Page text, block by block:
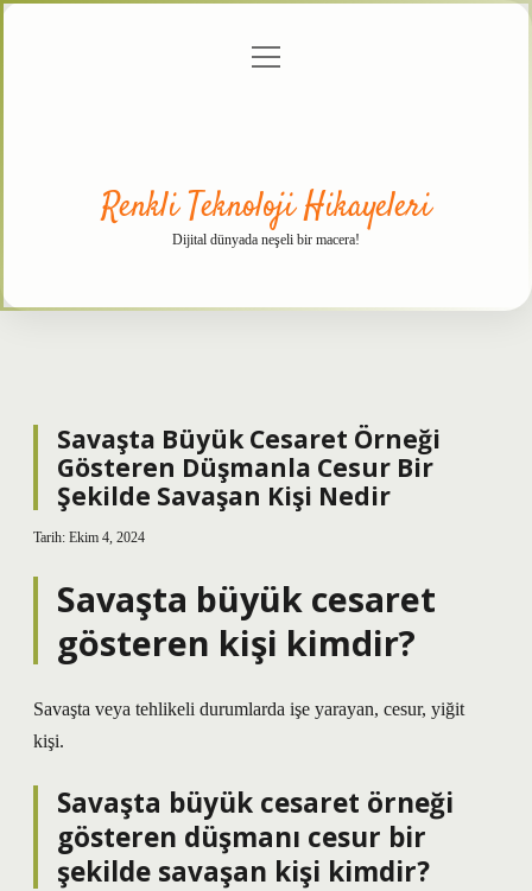
menüyü
Renkli Teknoloji Hikayeleri
Dijital dünyada neşeli bir macera!
Savaşta Büyük Cesaret Örneği
Gösteren Düşmanla Cesur Bir
Şekilde Savaşan Kişi Nedir
Tarih: Ekim 4, 2024
Savaşta büyük cesaret
gösteren kişi kimdir?
Savaşta veya tehlikeli durumlarda işe yarayan, cesur, yiğit
kişi.
Savaşta büyük cesaret örneği
gösteren düşmanı cesur bir
şekilde savaşan kişi kimdir?